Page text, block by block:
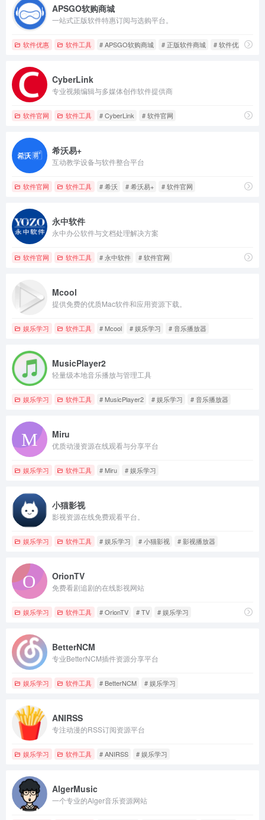
APSGO软购商城
一站式正版软件特惠订阅与选购平台。
软件优惠 软件工具 # APSGO软购商城 # 正版软件商城 # 软件优惠
CyberLink
专业视频编辑与多媒体创作软件提供商
软件官网 软件工具 # CyberLink # 软件官网
希沃易+
互动教学设备与软件整合平台
软件官网 软件工具 # 希沃 # 希沃易+ # 软件官网
永中软件
永中办公软件与文档处理解决方案
软件官网 软件工具 # 永中软件 # 软件官网
Mcool
提供免费的优质Mac软件和应用资源下载。
娱乐学习 软件工具 # Mcool # 娱乐学习 # 音乐播放器
MusicPlayer2
轻量级本地音乐播放与管理工具
娱乐学习 软件工具 # MusicPlayer2 # 娱乐学习 # 音乐播放器
Miru
优质动漫资源在线观看与分享平台
娱乐学习 软件工具 # Miru # 娱乐学习
小猫影视
影视资源在线免费观看平台。
娱乐学习 软件工具 # 娱乐学习 # 小猫影视 # 影视播放器
OrionTV
免费看剧追剧的在线影视网站
娱乐学习 软件工具 # OrionTV # TV # 娱乐学习
BetterNCM
专业BetterNCM插件资源分享平台
娱乐学习 软件工具 # BetterNCM # 娱乐学习
ANIRSS
专注动漫的RSS订阅资源平台
娱乐学习 软件工具 # ANIRSS # 娱乐学习
AlgerMusic
一个专业的Alger音乐资源网站